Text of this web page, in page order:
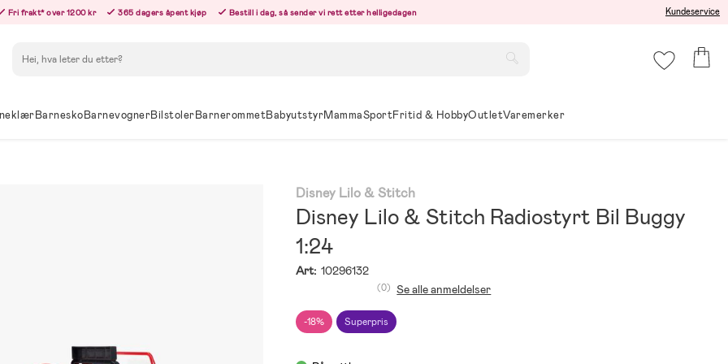
Fri frakt* over 1200 kr 365 dagers åpent kjøp Bestill i dag, så sender vi rett etter helligedagen Kundeservice
BarneskoBarnevognerBilstolerBarnerommetBabyutstyrMammaSportFritid & HobbyOutletVaremerker
Disney Lilo & Stitch
Disney Lilo & Stitch Radiostyrt Bil Buggy
1:24
Art: 10296132
-18% Superpris
(0) Se alle anmeldelser